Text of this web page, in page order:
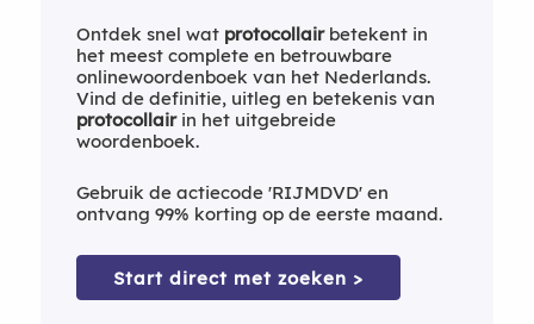
Ontdek snel wat protocollairbetekent in
het meest complete en betrouwbare
onlinewoordenboek van het Nederlands.
Vind de definitie, uitleg en betekenis van
protocollairin het uitgebreide
woordenboek.
Gebruik de actiecode 'RIJMDVD' en
ontvang 99% korting op de eerste maand.
Start direct met zoeken >